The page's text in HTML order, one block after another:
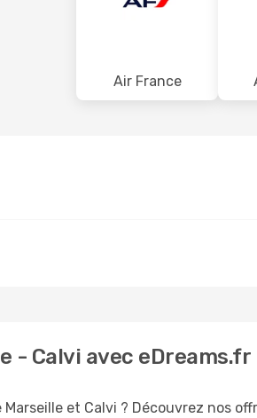
Air France
- Calvi avec eDreams.fr
et Calvi ? Découvrez nos